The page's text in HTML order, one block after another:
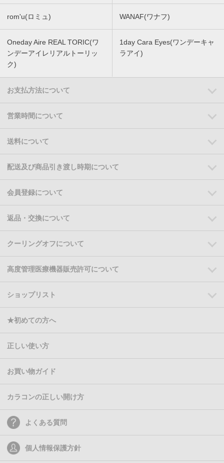
rom'u(ロミュ) WANAF(ワナフ)
Oneday Aire REAL TORIC(ワ
ンデーアイレリアルトーリッ
ク)
1day Cara Eyes(ワンデーキャ
ラアイ)
お支払方法について
営業時間について
送料について
配送及び商品引き渡し時期について
会員登録について
返品・交換について
クーリングオフについて
高度管理医療機器販売許可について
ショップリスト
★初めての方へ
正しい使い方
お買い物ガイド
カラコンの正しい開け方
よくある質問
個人情報保護方針